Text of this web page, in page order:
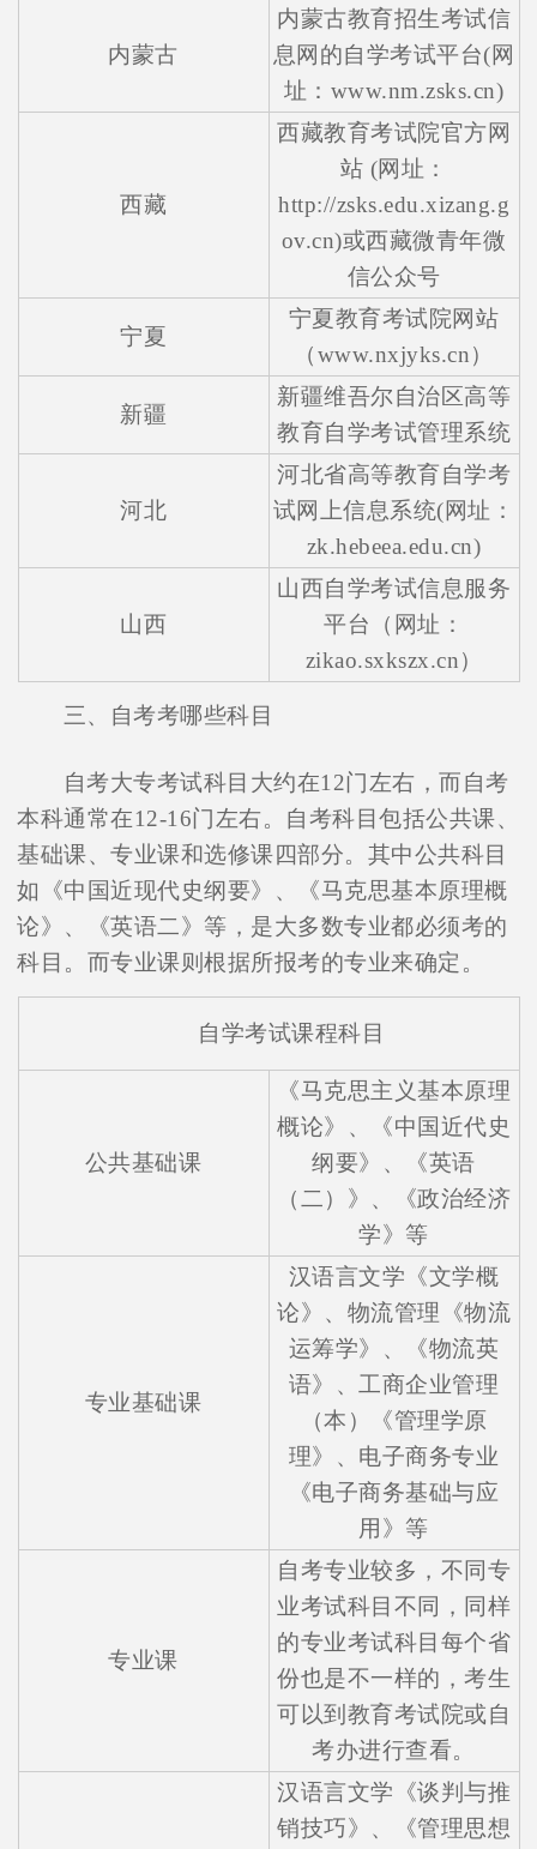
内蒙古
内蒙古教育招生考试信
息网的自学考试平台(网
址：www.nm.zsks.cn)
西藏
西藏教育考试院官方网
站 (网址：
http://zsks.edu.xizang.g
ov.cn)或西藏微青年微
信公众号
宁夏
宁夏教育考试院网站
（www.nxjyks.cn）
新疆
新疆维吾尔自治区高等
教育自学考试管理系统
河北
河北省高等教育自学考
试网上信息系统(网址：
zk.hebeea.edu.cn)
山西
山西自学考试信息服务
平台（网址：
zikao.sxkszx.cn）
三、自考考哪些科目
自考大专考试科目大约在12门左右，而自考
本科通常在12-16门左右。自考科目包括公共课、
基础课、专业课和选修课四部分。其中公共科目
如《中国近现代史纲要》、《马克思基本原理概
论》、《英语二》等，是大多数专业都必须考的
科目。而专业课则根据所报考的专业来确定。
自学考试课程科目
公共基础课
《马克思主义基本原理
概论》、《中国近代史
纲要》、《英语
（二）》、《政治经济
学》等
专业基础课
汉语言文学《文学概
论》、物流管理《物流
运筹学》、《物流英
语》、工商企业管理
（本）《管理学原
理》、电子商务专业
《电子商务基础与应
用》等
专业课
自考专业较多，不同专
业考试科目不同，同样
的专业考试科目每个省
份也是不一样的，考生
可以到教育考试院或自
考办进行查看。
汉语言文学《谈判与推
销技巧》、《管理思想